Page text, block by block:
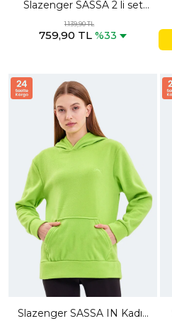
Slazenger SASSA 2 li set
Kadın Kapüşonlu Cepli Sarı -
Yeşil Sweatshırt
1.139,90 TL
759,90 TL %33
Slazenger SASSA IN Kadın